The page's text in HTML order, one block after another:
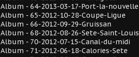
Album - 64-2013-03-17-Port-la-nouvelle
Album - 65-2012-10-28-Coupe-Ligue
Album - 66-2012-09-29-Gruissan
Album - 68-2012-08-26-Sete-Saint-Louis
Album - 70-2012-07-15-Canal-du-midi
Album - 71-2012-06-18-Calories-Sete